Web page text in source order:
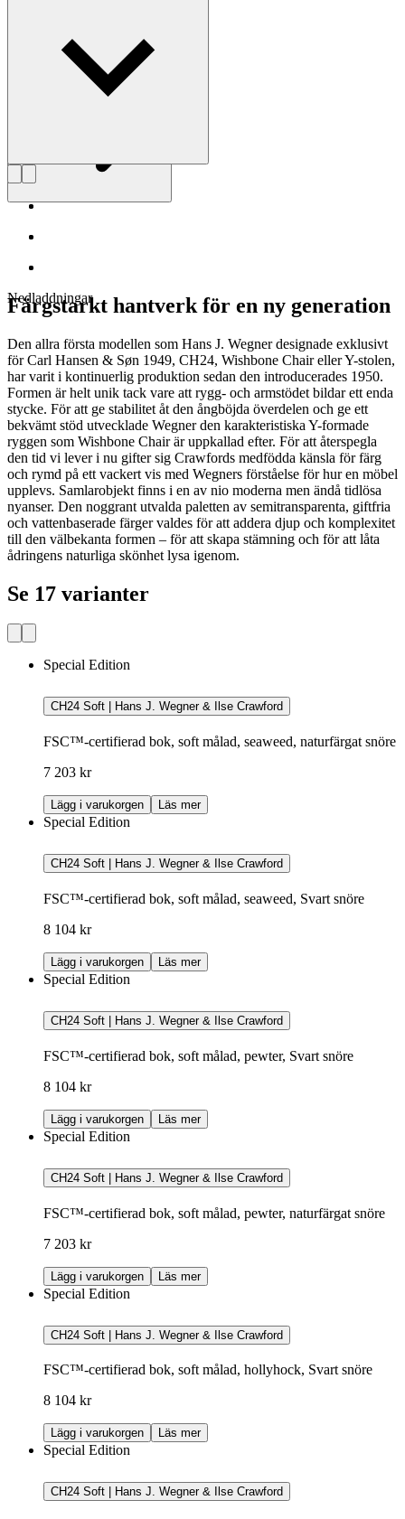
Läs mer om Hans J. Wegner
Nedladdningar
Färgstarkt hantverk för en ny generation
Den allra första modellen som Hans J. Wegner designade exklusivt
för Carl Hansen & Søn 1949, CH24, Wishbone Chair eller Y-stolen,
har varit i kontinuerlig produktion sedan den introducerades 1950.
Formen är helt unik tack vare att rygg- och armstödet bildar ett enda
stycke. För att ge stabilitet åt den ångböjda överdelen och ge ett
bekvämt stöd utvecklade Wegner den karakteristiska Y-formade
ryggen som Wishbone Chair är uppkallad efter. För att återspegla
den tid vi lever i nu gifter sig Crawfords medfödda känsla för färg
och rymd på ett vackert vis med Wegners förståelse för hur en möbel
upplevs. Samlarobjekt finns i en av nio moderna men ändå tidlösa
nyanser. Den noggrant utvalda paletten av semitransparenta, giftfria
och vattenbaserade färger valdes för att addera djup och komplexitet
till den välbekanta formen – för att skapa stämning och för att låta
ådringens naturliga skönhet lysa igenom.
Se 17 varianter
Special Edition
CH24 Soft | Hans J. Wegner & Ilse Crawford
FSC™-certifierad bok, soft målad, seaweed, naturfärgat snöre
7 203 kr
Lägg i varukorgen Läs mer
Special Edition
CH24 Soft | Hans J. Wegner & Ilse Crawford
FSC™-certifierad bok, soft målad, seaweed, Svart snöre
8 104 kr
Lägg i varukorgen Läs mer
Special Edition
CH24 Soft | Hans J. Wegner & Ilse Crawford
FSC™-certifierad bok, soft målad, pewter, Svart snöre
8 104 kr
Lägg i varukorgen Läs mer
Special Edition
CH24 Soft | Hans J. Wegner & Ilse Crawford
FSC™-certifierad bok, soft målad, pewter, naturfärgat snöre
7 203 kr
Lägg i varukorgen Läs mer
Special Edition
CH24 Soft | Hans J. Wegner & Ilse Crawford
FSC™-certifierad bok, soft målad, hollyhock, Svart snöre
8 104 kr
Lägg i varukorgen Läs mer
Special Edition
CH24 Soft | Hans J. Wegner & Ilse Crawford